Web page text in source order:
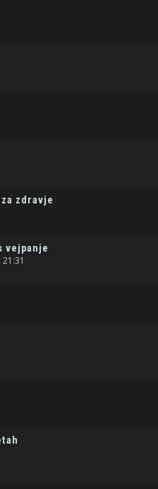
zdravje
vejpanje
21:31